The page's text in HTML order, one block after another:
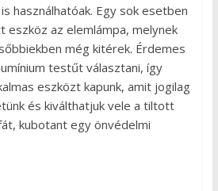
használhatóak. Egy sok esetben
eszköz az elemlámpa, melynek
még kitérek. Érdemes
testűt választani, így
eszközt kapunk, amit jogilag
és kiválthatjuk vele a tiltott
kubotant egy önvédelmi